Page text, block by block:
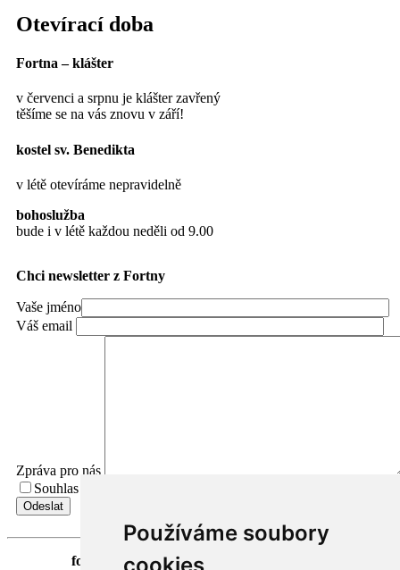
Používáme soubory
Otevírací doba
Fortna – klášter
v červenci a srpnu je klášter zavřený
těšíme se na vás znovu v září!
kostel sv. Benedikta
v létě otevíráme nepravidelně
bohoslužba
bude i v létě každou neděli od 9.00
Chci newsletter z Fortny
Vaše jméno
Váš email
Zpráva pro nás
Souhlas se zpracováním osobních údajů.
fortna
| Hradčanské nám. 3/184 | 118 00 Praha 1